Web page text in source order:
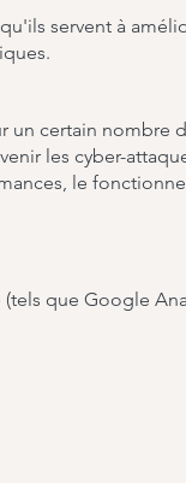
servent à
certain nombre
les cyber-
le
que Google